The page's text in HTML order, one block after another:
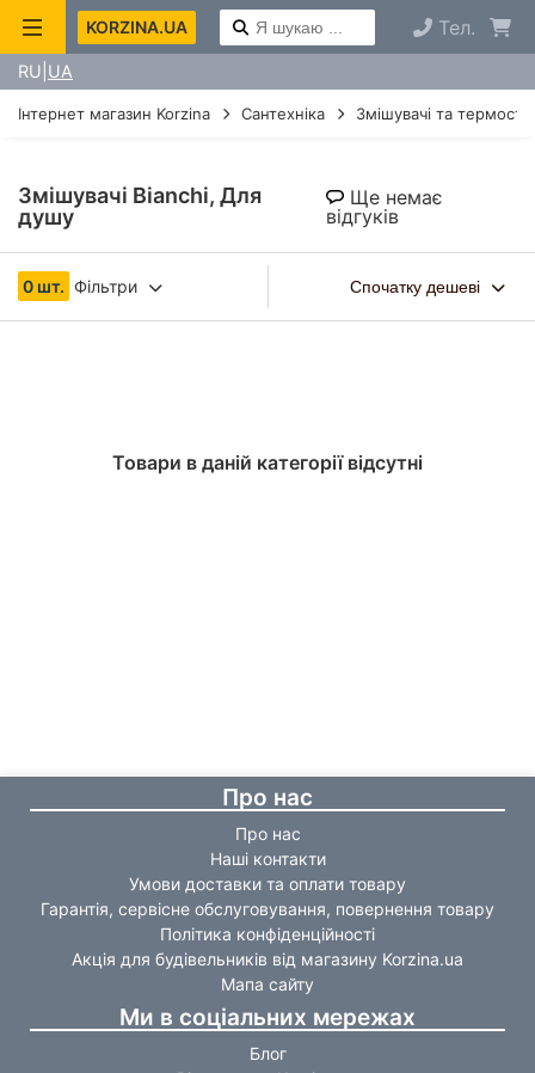
KORZINA.UA Тел.
RU UA
Інтернет магазин Korzina Сантехніка Змішувачі та
Змішувачі Bianchi, Для
душу
Ще немає
відгуків
0 шт. Фільтри Спочатку дешеві
Товари в даній категорії відсутні
Про нас
Про нас
Наші контакти
Умови доставки та оплати товару
Гарантія, сервісне обслуговування, повернення товару
Політика конфіденційності
Акція для будівельників від магазину Korzina.ua
Мапа сайту
Ми в соціальних мережах
Блог